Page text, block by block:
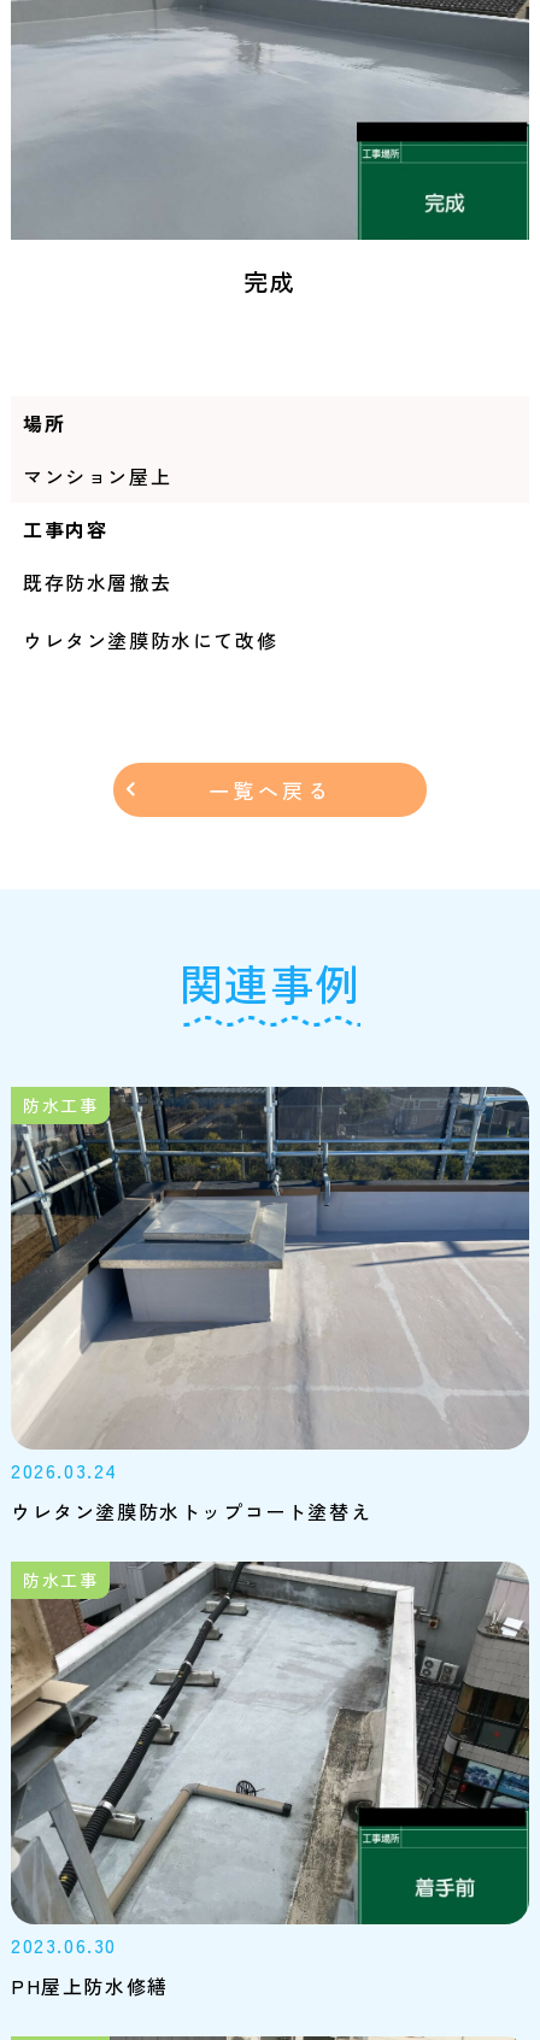
完成
場所
マンション屋上
工事内容
既存防水層撤去
ウレタン塗膜防水にて改修
一覧へ戻る
関連事例
2026.03.24
ウレタン塗膜防水トップコート塗替え
防水工事
2023.06.30
PH屋上防水修繕
防水工事